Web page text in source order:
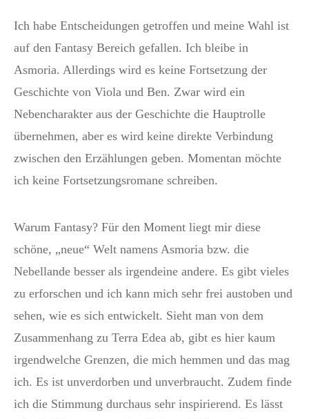
Ich habe Entscheidungen getroffen und meine Wahl ist
auf den Fantasy Bereich gefallen. Ich bleibe in
Asmoria. Allerdings wird es keine Fortsetzung der
Geschichte von Viola und Ben. Zwar wird ein
Nebencharakter aus der Geschichte die Hauptrolle
übernehmen, aber es wird keine direkte Verbindung
zwischen den Erzählungen geben. Momentan möchte
ich keine Fortsetzungsromane schreiben.
Warum Fantasy? Für den Moment liegt mir diese
schöne, „neue“ Welt namens Asmoria bzw. die
Nebellande besser als irgendeine andere. Es gibt vieles
zu erforschen und ich kann mich sehr frei austoben und
sehen, wie es sich entwickelt. Sieht man von dem
Zusammenhang zu Terra Edea ab, gibt es hier kaum
irgendwelche Grenzen, die mich hemmen und das mag
ich. Es ist unverdorben und unverbraucht. Zudem finde
ich die Stimmung durchaus sehr inspirierend. Es lässt